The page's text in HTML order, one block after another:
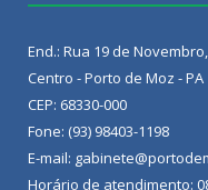
End.: Rua 19 de
Centro - Porto de Moz - PA
CEP: 68330-000
Fone: (93) 98403-1198
E-mail:
Horário de atendimento: